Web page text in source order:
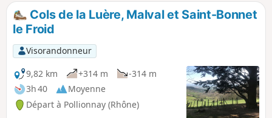
faciles.Cols de la Luère, Malval et Saint-Bonnet
le Froid
Visorandonneur
9,82 km
+314 m
-314 m
3h 40
Moyenne
Départ à Pollionnay (Rhône)